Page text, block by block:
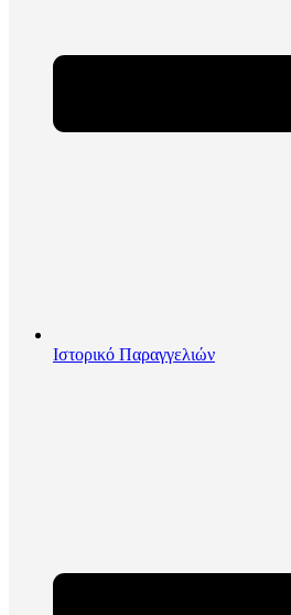
Ιστορικό Παραγγελιών